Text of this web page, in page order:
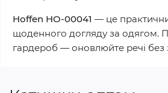
Hoffen HO-00041 — це
щоденного догляду за одягом.
гардероб — оновлюйте речі без